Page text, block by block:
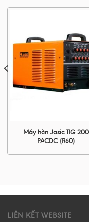
Máy hàn Jasic TIG 200
PACDC (R60)
LIÊN KẾT WEBSITE